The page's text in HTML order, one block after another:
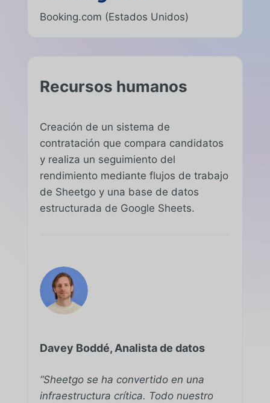
Booking.com (Estados Unidos)
Recursos humanos
Creación de un sistema de
contratación que compara candidatos
y realiza un seguimiento del
rendimiento mediante flujos de trabajo
de Sheetgo y una base de datos
estructurada de Google Sheets.
Davey Boddé, Analista de datos
“Sheetgo se ha convertido en una
infraestructura crítica. Todo nuestro